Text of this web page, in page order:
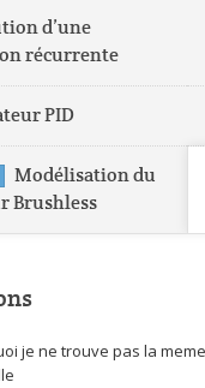
d’une
récurrente
PID
Modélisation du
Brushless
je ne trouve pas la